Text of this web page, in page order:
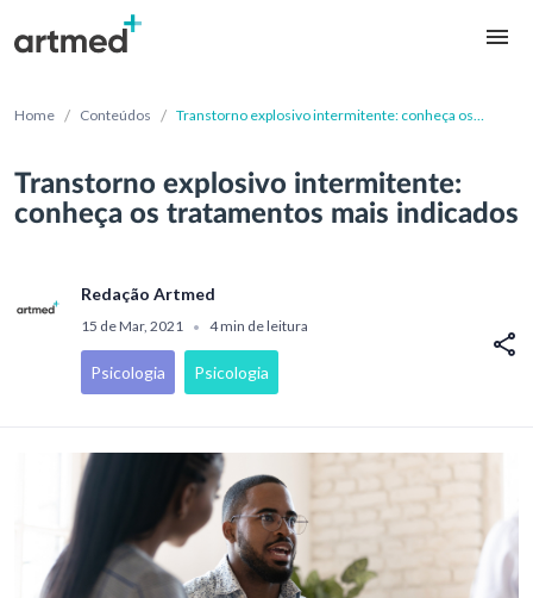
Home / Conteúdos / Transtorno explosivo intermitente: conheça os
Transtorno explosivo intermitente:
conheça os tratamentos mais indicados
Redação Artmed
15 de Mar, 2021 • 4 min de leitura
Psicologia Psicologia